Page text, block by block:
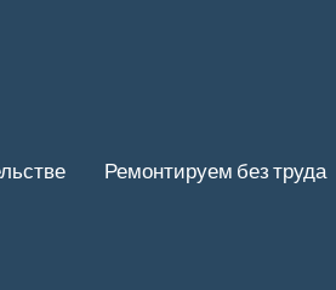
Ремонтируем без труда